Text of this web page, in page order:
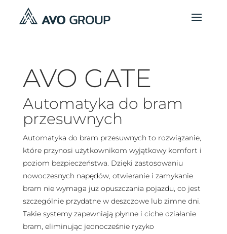
AVO GATE
Automatyka do bram
przesuwnych
Automatyka do bram przesuwnych to rozwiązanie,
które przynosi użytkownikom wyjątkowy komfort i
poziom bezpieczeństwa. Dzięki zastosowaniu
nowoczesnych napędów, otwieranie i zamykanie
bram nie wymaga już opuszczania pojazdu, co jest
szczególnie przydatne w deszczowe lub zimne dni.
Takie systemy zapewniają płynne i ciche działanie
bram, eliminując jednocześnie ryzyko